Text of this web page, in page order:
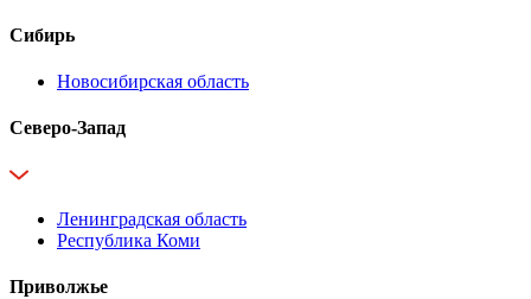
Сибирь
Новосибирская область
Северо-Запад
Ленинградская область
Республика Коми
Приволжье